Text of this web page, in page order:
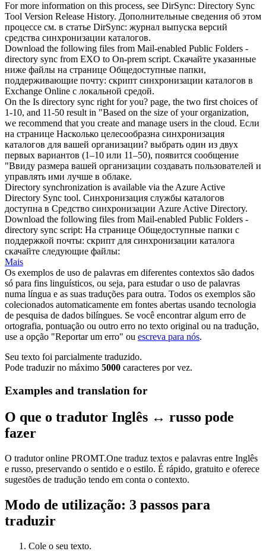
For more information on this process, see DirSync: Directory Sync
Tool Version Release History. Дополнительные сведения об этом
процессе см. в статье DirSync: журнал выпуска версий
средства синхронизации каталогов.
Download the following files from Mail-enabled Public Folders -
directory sync from EXO to On-prem script. Скачайте указанные
ниже файлы на странице Общедоступные папки,
поддерживающие почту: скрипт синхронизации каталогов в
Exchange Online с локальной средой.
On the Is directory sync right for you? page, the two first choices of
1-10, and 11-50 result in "Based on the size of your organization,
we recommend that you create and manage users in the cloud. Если
на странице Насколько целесообразна синхронизация
каталогов для вашей организации? выбрать один из двух
первых вариантов (1–10 или 11–50), появится сообщение
"Ввиду размера вашей организации создавать пользователей и
управлять ими лучше в облаке.
Directory synchronization is available via the Azure Active
Directory Sync tool. Синхронизация службы каталогов
доступна в Средство синхронизации Azure Active Directory.
Download the following files from Mail-enabled Public Folders -
directory sync script: На странице Общедоступные папки с
поддержкой почты: скрипт для синхронизации каталога
скачайте следующие файлы:
Mais
Os exemplos de uso de palavras em diferentes contextos são dados
só para fins linguísticos, ou seja, para estudar o uso de palavras
numa língua e as suas traduções para outra. Todos os exemplos são
colecionados automaticamente em fontes abertas usando tecnologia
de pesquisa de dados bilíngues. Se você encontrar algum erro de
ortografia, pontuação ou outro erro no texto original ou na tradução,
use a opção "Reportar um erro" ou escreva para nós.
Seu texto foi parcialmente traduzido.
Pode traduzir no máximo 5000 caracteres por vez.
Examples and translation for
O que o tradutor Inglês ↔ russo pode
fazer
O tradutor online PROMT.One traduz textos e palavras entre Inglês
e russo, preservando o sentido e o estilo. É rápido, gratuito e oferece
sugestões de tradução tendo em conta o contexto.
Modo de utilização: 3 passos para
traduzir
Cole o seu texto.